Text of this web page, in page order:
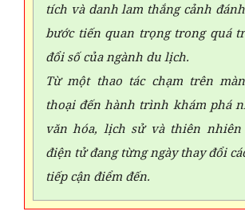
tích và danh lam thắng cảnh
bước tiến quan trọng trong quá
đổi số của ngành du lịch.
Từ một thao tác chạm trên
thoại đến hành trình khám phá
văn hóa, lịch sử và thiên nhiên
điện tử đang từng ngày thay đổi
tiếp cận điểm đến.